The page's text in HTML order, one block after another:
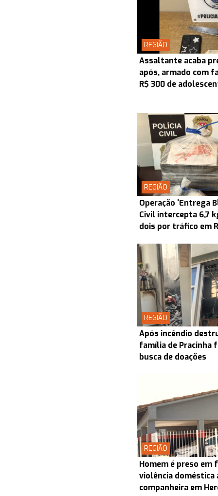
REGIÃO
Assaltante acaba
após, armado com
R$ 300 de
REGIÃO
Operação 'Entrega
Civil intercepta 6,7
dois por tráfico em
REGIÃO
Após incêndio
família de Pracinha
busca de doações
REGIÃO
Homem é preso
violência doméstica
companheira em